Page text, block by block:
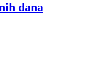
dana